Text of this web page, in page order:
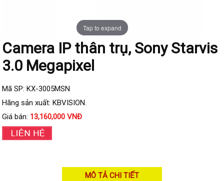
Đầu ghi IP Visionhitech
Camera Analog
Camera HIKVISION
Camera Visionhitech
Camera KBVISION
Camera HDParagon
Đầu ghi HDParagon
Tap to expand
Camera IP thân trụ, Sony Starvis
3.0 Megapixel
Mã SP: KX-3005MSN
Hãng sản xuất: KBVISION.
Giá bán: 13,160,000 VNĐ
MÔ TẢ CHI TIẾT